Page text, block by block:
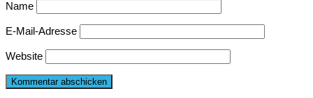
Name
E-Mail-Adresse
Website